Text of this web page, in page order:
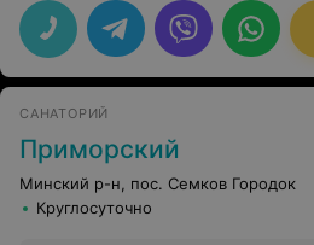
САНАТОРИЙ
Приморский
Минский р-н, пос. Семков Городок
Круглосуточно